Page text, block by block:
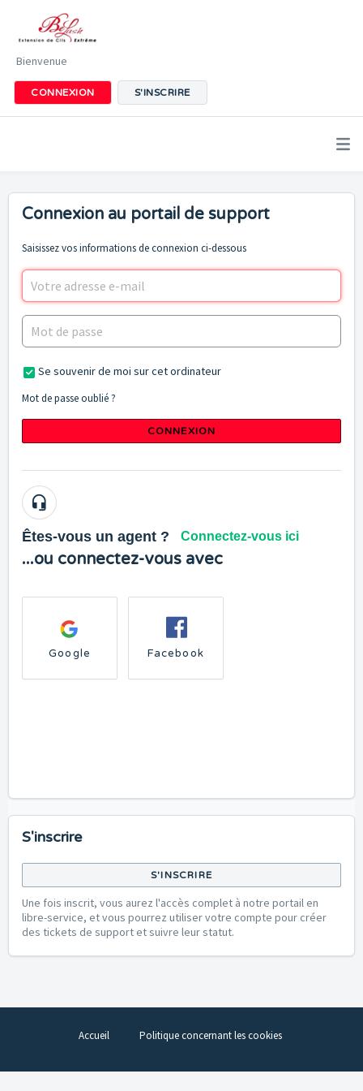
Bienvenue
CONNEXION S'INSCRIRE
Connexion au portail de support
Saisissez vos informations de connexion ci-dessous
Se souvenir de moi sur cet ordinateur
Mot de passe oublié ?
CONNEXION
Êtes-vous un agent ? Connectez-vous ici
...ou connectez-vous avec
Google Facebook
S'inscrire
S'INSCRIRE
Une fois inscrit, vous aurez l'accès complet à notre portail en
libre-service, et vous pourrez utiliser votre compte pour créer
des tickets de support et suivre leur statut.
Accueil Politique concernant les cookies